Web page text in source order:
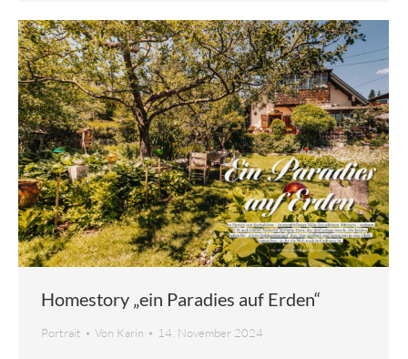
Homestory „ein Paradies auf Erden“
Portrait Von Karin 14. November 2024